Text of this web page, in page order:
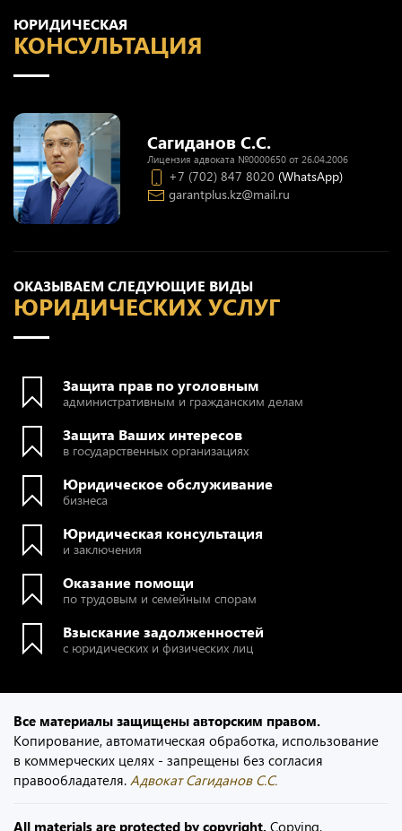
ОКАЗЫВАЕМ СЛЕДУЮЩИЕ ВИДЫ
ЮРИДИЧЕСКИХ УСЛУГ
Защита прав по уголовным
административным и гражданским делам
Защита Ваших интересов
в государственных организациях
Юридическое обслуживание
бизнеса
Юридическая консультация
и заключения
Оказание помощи
по трудовым и семейным спорам
Взыскание задолженностей
с юридических и физических лиц
ЮРИДИЧЕСКАЯ
КОНСУЛЬТАЦИЯ
Сагиданов С.С.
Лицензия адвоката №0000650 от 26.04.2006
+7 (702) 847 8020 (WhatsApp)
garantplus.kz@mail.ru
Все материалы защищены авторским правом.
Копирование, автоматическая обработка, использование
в коммерческих целях - запрещены без согласия
правообладателя. Адвокат Сагиданов С.С.
All materials are protected by copyright. Copying,